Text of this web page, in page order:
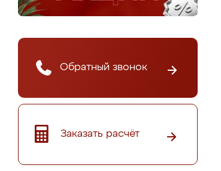
Обратный звонок
Заказать расчёт